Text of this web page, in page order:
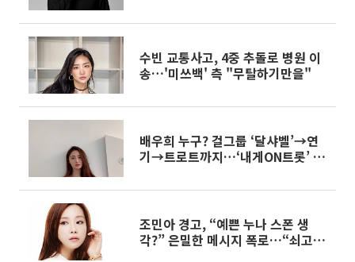
수빈 교통사고, 4중 추돌로 병원 이
송…'미쓰백' 측 "무탈하기만을"
배우희 누구? 걸그룹 ‘달샤벨’→연
기→트로트까지…‘내게ON트롯’ 출
조민아 경고, “예쁜 누나 스폰 생
각?” 은밀한 메시지 폭로…“쇠고랑